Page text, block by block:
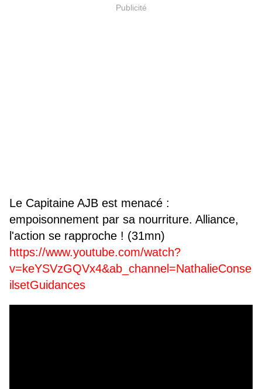
Publicité
Le Capitaine AJB est menacé :
empoisonnement par sa nourriture. Alliance,
l'action se rapproche ! (31mn)
https://www.youtube.com/watch?
v=keYSVzGQVx4&ab_channel=NathalieConse
ilsetGuidances